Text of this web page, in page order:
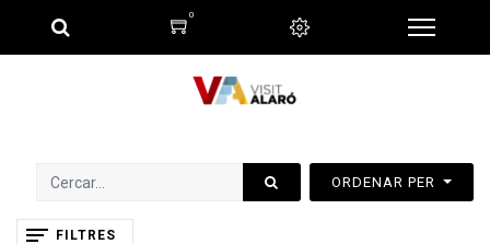
0
ORDENAR PER
FILTRES